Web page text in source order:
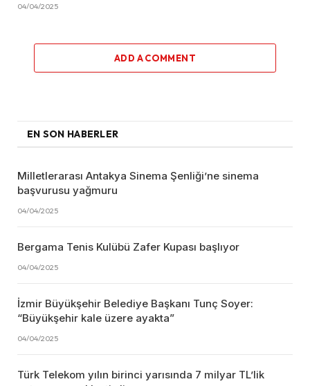
04/04/2025
ADD A COMMENT
EN SON HABERLER
Milletlerarası Antakya Sinema Şenliği’ne sinema
başvurusu yağmuru
04/04/2025
Bergama Tenis Kulübü Zafer Kupası başlıyor
04/04/2025
İzmir Büyükşehir Belediye Başkanı Tunç Soyer:
“Büyükşehir kale üzere ayakta”
04/04/2025
Türk Telekom yılın birinci yarısında 7 milyar TL’lik